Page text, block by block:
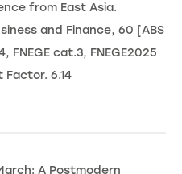
from East Asia.
and Finance, 60 [ABS
cat.3, FNEGE2025
Factor. 6.14
A Postmodern